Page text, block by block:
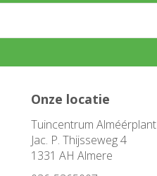
Onze locatie
Tuincentrum Alméérplant
Jac. P. Thijsseweg 4
1331 AH Almere